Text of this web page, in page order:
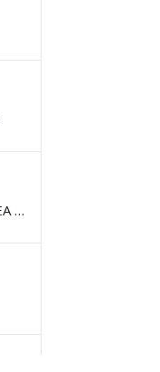
NOBLE INLAND KOREA 9DAY